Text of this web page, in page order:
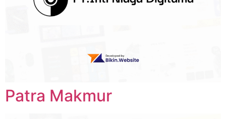
Patra Makmur